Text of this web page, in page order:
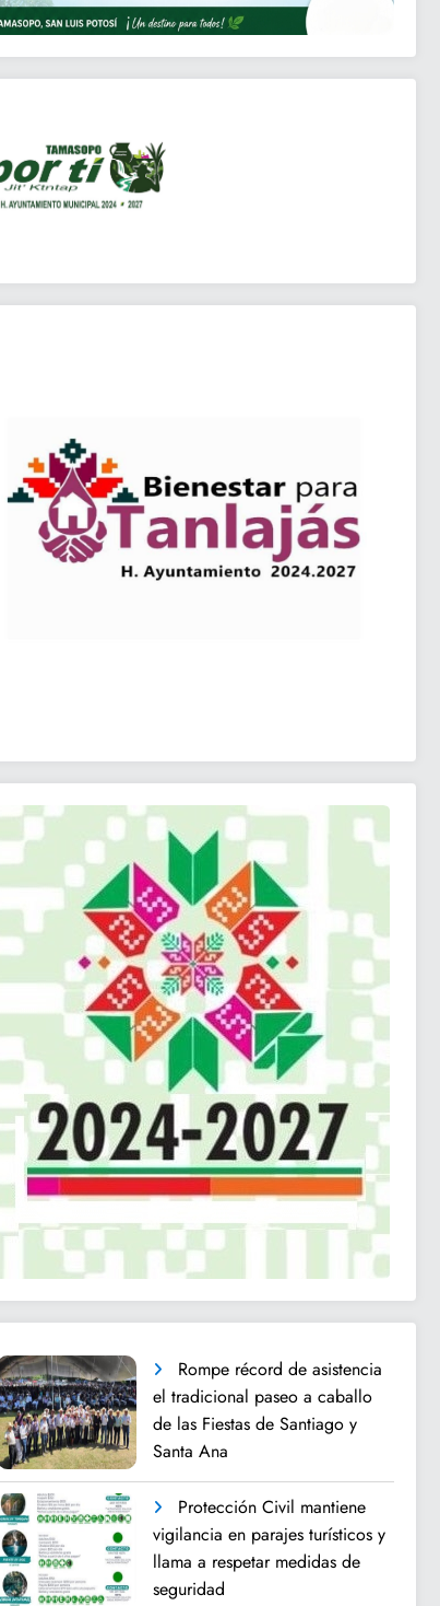
Rompe récord de asistencia
el tradicional paseo a caballo
de las Fiestas de Santiago y
Santa Ana
Protección Civil mantiene
vigilancia en parajes turísticos y
llama a respetar medidas de
seguridad